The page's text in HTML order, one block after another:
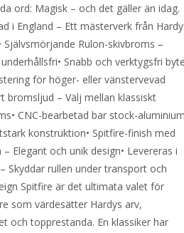
ord: Magisk – och det gäller än idag.
i England – Ett mästerverk från
Självsmörjande Rulon-skivbroms –
Snabb och verktygsfri byte
för höger- eller vänstervevad
bromsljud – Välj mellan klassiskt
CNC-bearbetad bar stock-aluminium
konstruktion• Spitfire-finish med
Elegant och unik design• Levereras i
Skyddar rullen under transport och
Spitfire är det ultimata valet för
som värdesätter Hardys arv,
och topprestanda. En klassiker har